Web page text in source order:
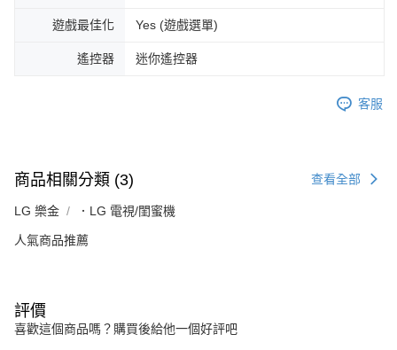
遊戲最佳化 Yes (遊戲選單)
遙控器 迷你遙控器
客服
商品相關分類 (3) 查看全部
LG 樂金 ．LG 電視/閨蜜機
人氣商品推薦
評價
喜歡這個商品嗎？購買後給他一個好評吧